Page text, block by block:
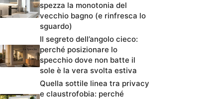
spezza la monotonia del
vecchio bagno (e rinfresca lo
sguardo)
Il segreto dell’angolo cieco:
perché posizionare lo
specchio dove non batte il
sole è la vera svolta estiva
Quella sottile linea tra privacy
e claustrofobia: perché